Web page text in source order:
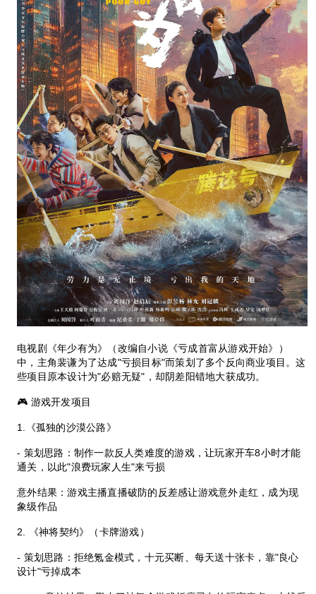
电视剧《年少有为》（改编自小说《亏成首富从游戏开始》）
中，主角裴谦为了达成"亏损目标"而策划了多个反向商业项目。这
些项目原本设计为"必赔无疑"，却阴差阳错地大获成功。
🎮 游戏开发项目
1.《孤独的沙漠公路》
- 策划思路：制作一款反人类难度的游戏，让玩家开车8小时才能
通关，以此"浪费玩家人生"来亏损
意外结果：游戏主播直播破防的反差感让游戏意外走红，成为现
象级作品
2. 《神将契约》（卡牌游戏）
- 策划思路：拒绝氪金模式，十元买断、每天送十张卡，靠"良心
设计"亏掉成本